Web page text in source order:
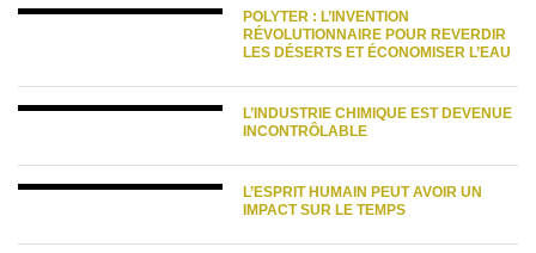
POLYTER : L’INVENTION
RÉVOLUTIONNAIRE POUR REVERDIR
LES DÉSERTS ET ÉCONOMISER L’EAU
L’INDUSTRIE CHIMIQUE EST DEVENUE
INCONTRÔLABLE
L’ESPRIT HUMAIN PEUT AVOIR UN
IMPACT SUR LE TEMPS